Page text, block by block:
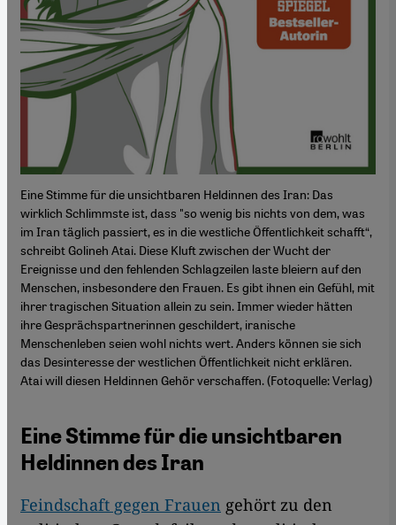
Eine Stimme für die unsichtbaren Heldinnen des Iran: Das
wirklich Schlimmste ist, dass "so wenig bis nichts von dem, was
im Iran täglich passiert, es in die westliche Öffentlichkeit schafft“,
schreibt Golineh Atai. Diese Kluft zwischen der Wucht der
Ereignisse und den fehlenden Schlagzeilen laste bleiern auf den
Menschen, insbesondere den Frauen. Es gibt ihnen ein Gefühl, mit
ihrer tragischen Situation allein zu sein. Immer wieder hätten
ihre Gesprächspartnerinnen geschildert, iranische
Menschenleben seien wohl nichts wert. Anders können sie sich
das Desinteresse der westlichen Öffentlichkeit nicht erklären.
Atai will diesen Heldinnen Gehör verschaffen. (Fotoquelle: Verlag)
Eine Stimme für die unsichtbaren
Heldinnen des Iran
Feindschaft gegen Frauen gehört zu den